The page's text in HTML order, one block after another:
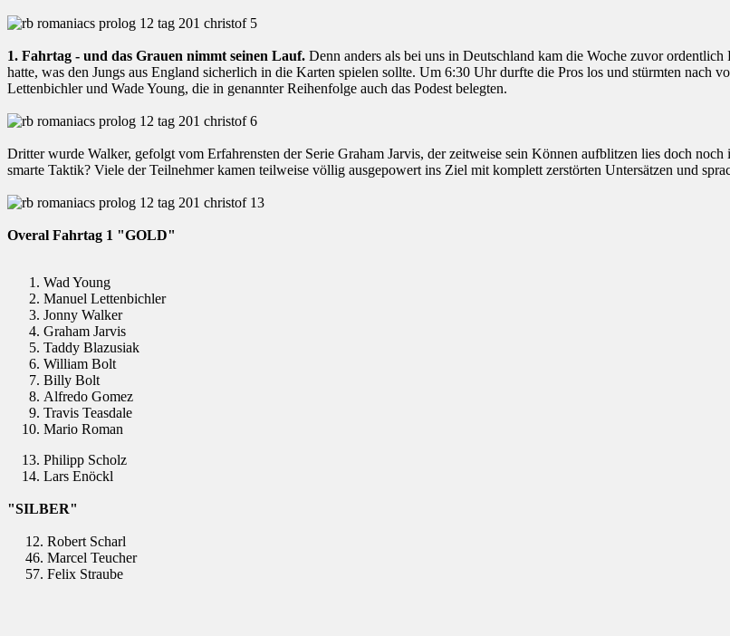
1. Fahrtag - und das Grauen nimmt seinen Lauf. Denn anders als bei uns in Deutschland kam die Woche zuvor
hatte, was den Jungs aus England sicherlich in die Karten spielen sollte. Um 6:30 Uhr durfte die Pros los und stürmten nach
Lettenbichler und Wade Young, die in genannter Reihenfolge auch das Podest belegten.
Dritter wurde Walker, gefolgt vom Erfahrensten der Serie Graham Jarvis, der zeitweise sein Können aufblitzen lies doch noch
smarte Taktik? Viele der Teilnehmer kamen teilweise völlig ausgepowert ins Ziel mit komplett zerstörten Untersätzen und
Overal Fahrtag 1 "GOLD"
Wad Young
Manuel Lettenbichler
Jonny Walker
Graham Jarvis
Taddy Blazusiak
William Bolt
Billy Bolt
Alfredo Gomez
Travis Teasdale
Mario Roman
13. Philipp Scholz
14. Lars Enöckl
"SILBER"
12. Robert Scharl
46. Marcel Teucher
57. Felix Straube